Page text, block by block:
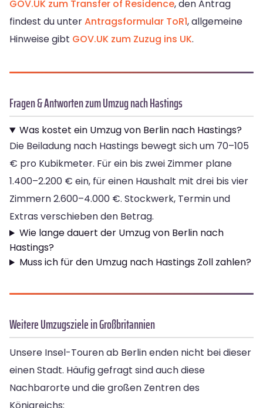
GOV.UK zum Transfer of Residence, den Antrag
findest du unterAntragsformular ToR1, allgemeine
Hinweise gibt GOV.UK zum Zuzug ins UK.
Fragen & Antworten zum Umzug nach Hastings
Was kostet ein Umzug von Berlin nach Hastings?
Die Beiladung nach Hastings bewegt sich um 70–105
€ pro Kubikmeter. Für ein bis zwei Zimmer plane
1.400–2.200 € ein, für einen Haushalt mit drei bis vier
Zimmern 2.600–4.000 €. Stockwerk, Termin und
Extras verschieben den Betrag.
Wie lange dauert der Umzug von Berlin nach
Hastings?
Muss ich für den Umzug nach Hastings Zoll zahlen?
Weitere Umzugsziele in Großbritannien
Unsere Insel-Touren ab Berlin enden nicht bei dieser
einen Stadt. Häufig gefragt sind auch diese
Nachbarorte und die großen Zentren des